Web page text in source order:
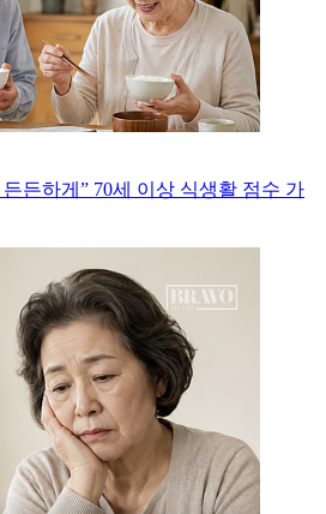
든하게” 70세 이상 식생활 점수 가